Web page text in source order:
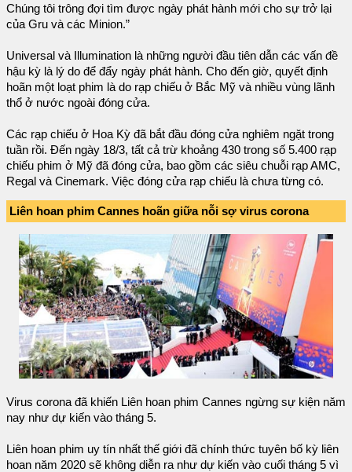
Chúng tôi trông đợi tìm được ngày phát hành mới cho sự trở lại
của Gru và các Minion.”
Universal và Illumination là những người đầu tiên dẫn các vấn đề
hậu kỳ là lý do để đẩy ngày phát hành. Cho đến giờ, quyết định
hoãn một loạt phim là do rạp chiếu ở Bắc Mỹ và nhiều vùng lãnh
thổ ở nước ngoài đóng cửa.
Các rạp chiếu ở Hoa Kỳ đã bắt đầu đóng cửa nghiêm ngặt trong
tuần rồi. Đến ngày 18/3, tất cả trừ khoảng 430 trong số 5.400 rạp
chiếu phim ở Mỹ đã đóng cửa, bao gồm các siêu chuỗi rạp AMC,
Regal và Cinemark. Việc đóng cửa rạp chiếu là chưa từng có.
Liên hoan phim Cannes hoãn giữa nỗi sợ virus corona
Virus corona đã khiến Liên hoan phim Cannes ngừng sự kiện năm
nay như dự kiến vào tháng 5.
Liên hoan phim uy tín nhất thế giới đã chính thức tuyên bố kỳ liên
hoan năm 2020 sẽ không diễn ra như dự kiến vào cuối tháng 5 vì